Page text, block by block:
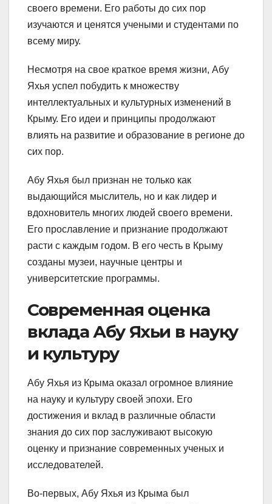
своего времени. Его работы до сих пор
изучаются и ценятся учеными и студентами по
всему миру.
Несмотря на свое краткое время жизни, Абу
Яхья успел побудить к множеству
интеллектуальных и культурных изменений в
Крыму. Его идеи и принципы продолжают
влиять на развитие и образование в регионе до
сих пор.
Абу Яхья был признан не только как
выдающийся мыслитель, но и как лидер и
вдохновитель многих людей своего времени.
Его прославление и признание продолжают
расти с каждым годом. В его честь в Крыму
созданы музеи, научные центры и
университетские программы.
Современная оценка
вклада Абу Яхьи в науку
и культуру
Абу Яхья из Крыма оказал огромное влияние
на науку и культуру своей эпохи. Его
достижения и вклад в различные области
знания до сих пор заслуживают высокую
оценку и признание современных ученых и
исследователей.
Во-первых, Абу Яхья из Крыма был